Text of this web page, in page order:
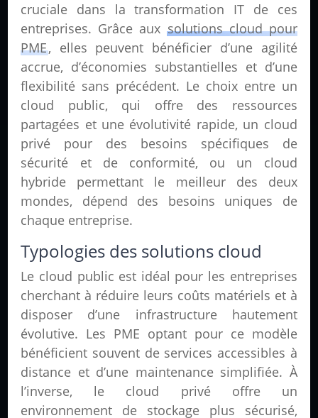
cruciale dans la transformation IT de ces
entreprises. Grâce aux solutions cloud pour
PME, elles peuvent bénéficier d’une agilité
accrue, d’économies substantielles et d’une
flexibilité sans précédent. Le choix entre un
cloud public, qui offre des ressources
partagées et une évolutivité rapide, un cloud
privé pour des besoins spécifiques de
sécurité et de conformité, ou un cloud
hybride permettant le meilleur des deux
mondes, dépend des besoins uniques de
chaque entreprise.
Typologies des solutions cloud
Le cloud public est idéal pour les entreprises
cherchant à réduire leurs coûts matériels et à
disposer d’une infrastructure hautement
évolutive. Les PME optant pour ce modèle
bénéficient souvent de services accessibles à
distance et d’une maintenance simplifiée. À
l’inverse, le cloud privé offre un
environnement de stockage plus sécurisé,